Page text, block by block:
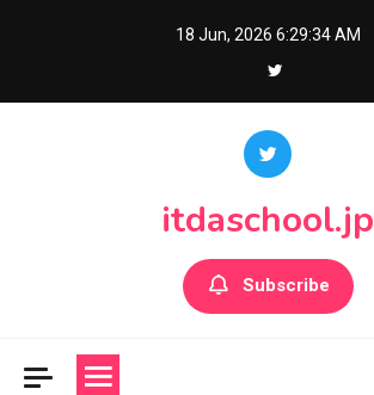
18 Jun, 2026 6:29:36 AM
itdaschool.jp
Subscribe